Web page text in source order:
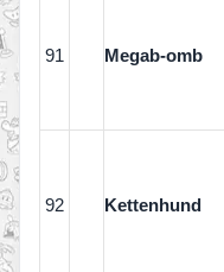
91 Megab-omb
92 Kettenhund